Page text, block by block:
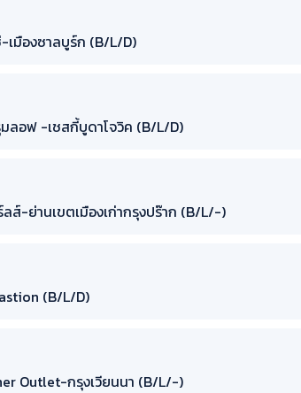
เมืองซาลบูร์ก (B/L/D)
ลอฟ -เชสกี้บูดาโจวิค (B/L/D)
ส์-ย่านเขตเมืองเก่ากรุงปร๊าก (B/L/-)
(B/L/D)
Outlet-กรุงเวียนนา (B/L/-)